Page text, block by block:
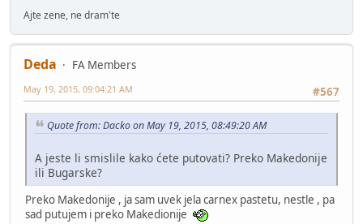
Ajte zene, ne dram'te
Deda
FA Members
#567
May 19, 2015, 09:04:21 AM
Quote from: Dacko on May 19, 2015, 08:49:20 AM
A jeste li smislile kako ćete putovati? Preko Makedonije
ili Bugarske?
Preko Makedonije , ja sam uvek jela carnex pastetu, nestle , pa
sad putujem i preko Makedionije